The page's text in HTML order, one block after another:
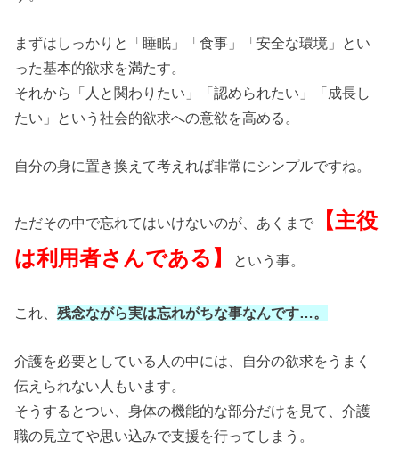
まずはしっかりと「睡眠」「食事」「安全な環境」とい
った基本的欲求を満たす。
それから「人と関わりたい」「認められたい」「成長し
たい」という社会的欲求への意欲を高める。
自分の身に置き換えて考えれば非常にシンプルですね。
ただその中で忘れてはいけないのが、あくまで
【主役
は利用者さんである】
という事。
これ、残念ながら実は忘れがちな事なんです…。
介護を必要としている人の中には、自分の欲求をうまく
伝えられない人もいます。
そうするとつい、身体の機能的な部分だけを見て、介護
職の見立てや思い込みで支援を行ってしまう。